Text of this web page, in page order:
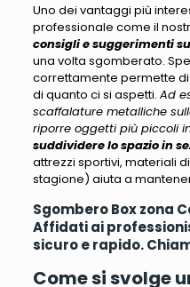
Uno dei vantaggi più
professionale come il
consigli e suggerimenti
una volta sgomberato.
correttamente permette
di quanto ci si aspetti. Ad
scaffalature metalliche
riporre oggetti più piccoli
suddividere lo spazio in
attrezzi sportivi, materiali
stagione) aiuta a
Sgombero Box zona
Affidati ai
sicuro e rapido.
Come si svolge